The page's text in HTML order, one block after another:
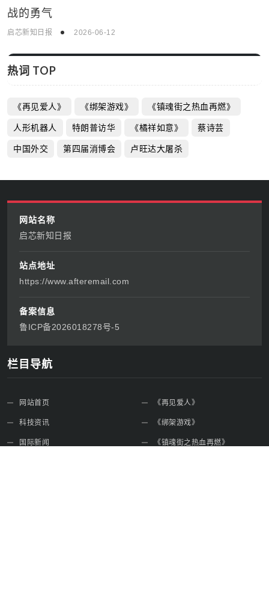
战的勇气
启芯新知日报 2026-06-12
热词 TOP
《再见爱人》 《绑架游戏》 《镇魂街之热血再燃》
人形机器人 特朗普访华 《橘祥如意》 蔡诗芸
中国外交 第四届消博会 卢旺达大屠杀
网站名称
启芯新知日报
站点地址
https://www.afteremail.com
备案信息
鲁ICP备2026018278号-5
栏目导航
网站首页
科技资讯
国际新闻
《再见爱人》
《绑架游戏》
《镇魂街之热血再燃》